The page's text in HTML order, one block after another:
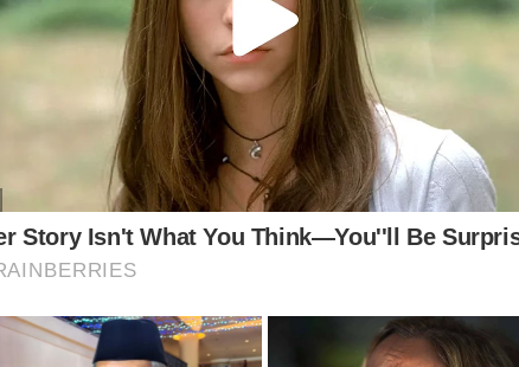
Pegawai Jabatan Kebajikan Masyarakat turut mendengar luahan
daripada Lomba susulan kejadian itu.
Anak keenam daripada sembilan beradik itu
berkata, abangnya tinggal bersamanya selepas
kedua-dua belah kakinya dipotong akibat
komplikasi penyakit kencing manis dua tahun lalu.
Katanya, kaki kiri mangsa dipotong hingga ke paras
paha, manakala kaki kanan dipotong di bawah lutut.
Berita Telus & Tulus menerusi